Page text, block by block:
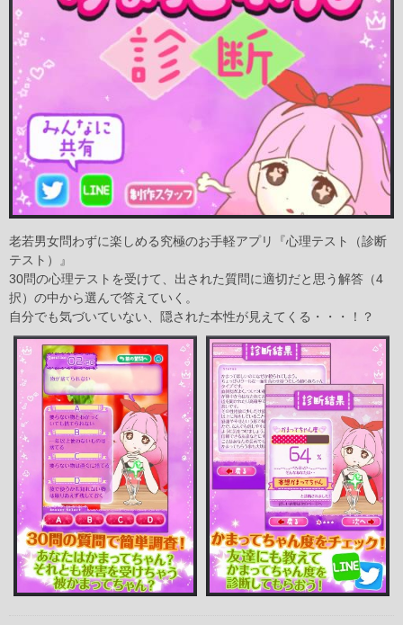
老若男女問わずに楽しめる究極のお手軽アプリ『心理テスト（診断
テスト）』
30問の心理テストを受けて、出された質問に適切だと思う解答（4
択）の中から選んで答えていく。
自分でも気づいていない、隠された本性が見えてくる・・・！？